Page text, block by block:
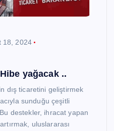
18, 2024
yağacak ..
dış ticaretini geliştirmek
sunduğu çeşitli
destekler, ihracat yapan
uluslararası